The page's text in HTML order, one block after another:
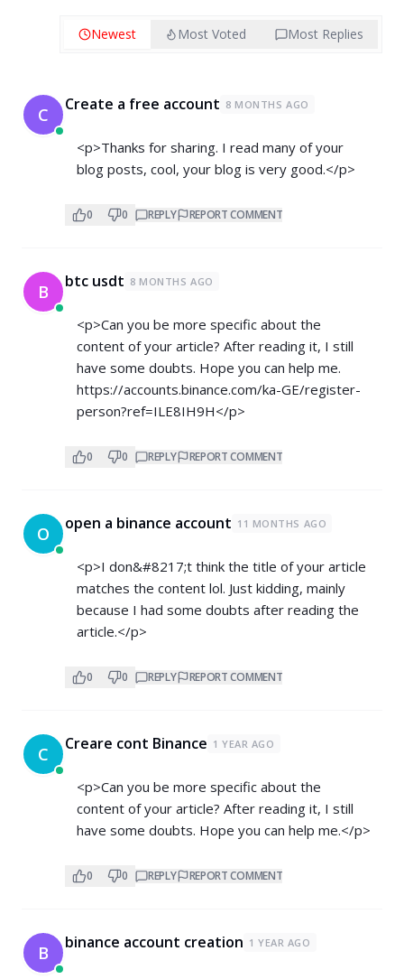
Newest Most Voted Most Replies
C Create a free account 8 MONTHS AGO
<p>Thanks for sharing. I read many of your
blog posts, cool, your blog is very good.</p>
0 0 REPLY REPORT COMMENT
B btc usdt 8 MONTHS AGO
<p>Can you be more specific about the
content of your article? After reading it, I still
have some doubts. Hope you can help me.
https://accounts.binance.com/ka-GE/register-
person?ref=ILE8IH9H</p>
0 0 REPLY REPORT COMMENT
O open a binance account 11 MONTHS AGO
<p>I don&#8217;t think the title of your article
matches the content lol. Just kidding, mainly
because I had some doubts after reading the
article.</p>
0 0 REPLY REPORT COMMENT
C Creare cont Binance 1 YEAR AGO
<p>Can you be more specific about the
content of your article? After reading it, I still
have some doubts. Hope you can help me.</p>
0 0 REPLY REPORT COMMENT
B binance account creation 1 YEAR AGO